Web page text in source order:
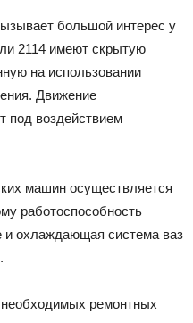
большой интерес у
2114 имеют скрытую
на использовании
Движение
под воздействием
машин осуществляется
работоспособность
и охлаждающая система ваз
ремонтных